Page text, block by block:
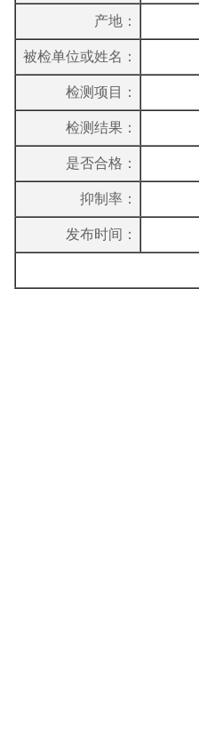
产地：
被检单位或姓名：
检测项目：
检测结果：
是否合格：
抑制率：
发布时间：